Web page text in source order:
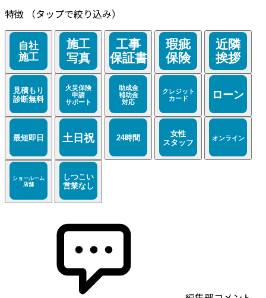
特徴
（タップで絞り込み）